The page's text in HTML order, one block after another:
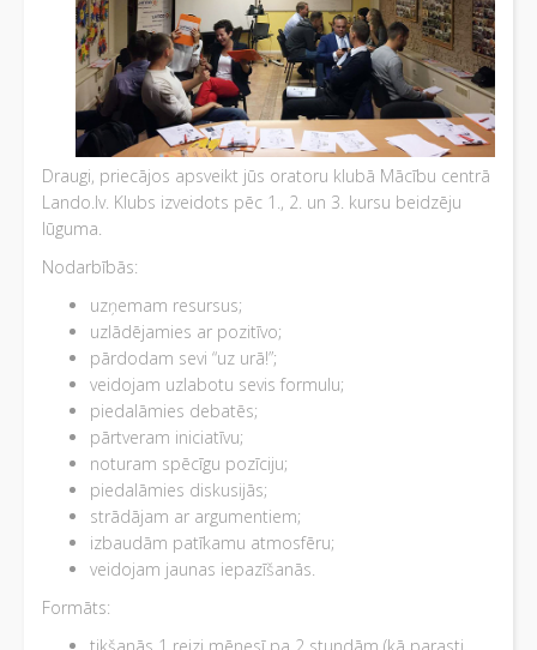
Draugi, priecājos apsveikt jūs oratoru klubā Mācību centrā
Lando.lv. Klubs izveidots pēc 1., 2. un 3. kursu beidzēju
lūguma.
Nodarbībās:
uzņemam resursus;
uzlādējamies ar pozitīvo;
pārdodam sevi “uz urā!”;
veidojam uzlabotu sevis formulu;
piedalāmies debatēs;
pārtveram iniciatīvu;
noturam spēcīgu pozīciju;
piedalāmies diskusijās;
strādājam ar argumentiem;
izbaudām patīkamu atmosfēru;
veidojam jaunas iepazīšanās.
Formāts:
tikšanās 1 reizi mēnesī pa 2 stundām (kā parasti,